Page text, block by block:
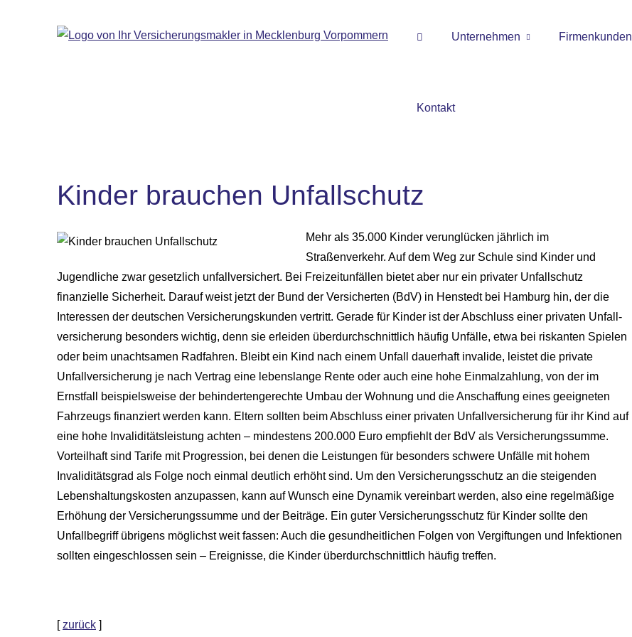
Unternehmen Firmenkunden
Kontakt
Kinder brauchen Unfallschutz
Mehr als 35.000 Kinder verunglücken jährlich im
Straßenverkehr. Auf dem Weg zur Schule sind Kinder und
Jugendliche zwar gesetzlich unfallversichert. Bei Freizeitunfällen bietet aber nur ein privater Unfallschutz
finanzielle Sicherheit. Darauf weist jetzt der Bund der Versicherten (BdV) in Henstedt bei Hamburg hin, der die
Interessen der deutschen Versicherungskunden vertritt. Gerade für Kinder ist der Abschluss einer privaten Unfall­
ver­si­che­rung besonders wichtig, denn sie erleiden überdurchschnittlich häufig Unfälle, etwa bei riskanten Spielen
oder beim unachtsamen Radfahren. Bleibt ein Kind nach einem Unfall dauerhaft invalide, leistet die private
Unfall­ver­si­che­rung je nach Vertrag eine lebenslange Rente oder auch eine hohe Einmalzahlung, von der im
Ernstfall beispielsweise der behindertengerechte Umbau der Wohnung und die Anschaffung eines geeigneten
Fahrzeugs finanziert werden kann. Eltern sollten beim Abschluss einer privaten Unfall­ver­si­che­rung für ihr Kind auf
eine hohe Invaliditätsleistung achten – mindestens 200.000 Euro empfiehlt der BdV als Versicherungssumme.
Vorteilhaft sind Tarife mit Progression, bei denen die Leistungen für besonders schwere Unfälle mit hohem
Invaliditätsgrad als Folge noch einmal deutlich erhöht sind. Um den Versicherungsschutz an die steigenden
Lebenshaltungskosten anzupassen, kann auf Wunsch eine Dynamik vereinbart werden, also eine regelmäßige
Erhöhung der Versicherungssumme und der Beiträge. Ein guter Versicherungsschutz für Kinder sollte den
Unfallbegriff übrigens möglichst weit fassen: Auch die gesundheitlichen Folgen von Vergiftungen und Infektionen
sollten eingeschlossen sein – Ereignisse, die Kinder überdurchschnittlich häufig treffen.
[zurück ]